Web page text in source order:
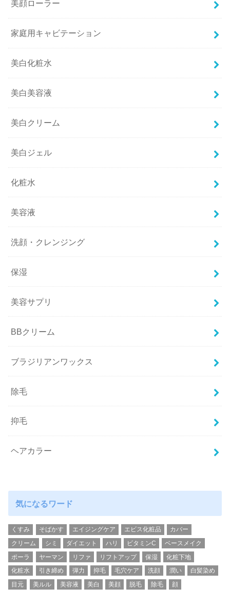
美顔ローラー
家庭用キャビテーション
美白化粧水
美白美容液
美白クリーム
美白ジェル
化粧水
美容液
洗顔・クレンジング
保湿
美容サプリ
BBクリーム
ブラジリアンワックス
除毛
抑毛
ヘアカラー
気になるワード
くすみ そばかす エイジングケア エビス化粧品
カバー
クリーム
シミ ダイエット ハリ ビタミンC
ベースメイク
ポーラ
ヤーマン リファ リフトアップ 保湿
化粧下地
化粧水
引き締め 弾力 抑毛 毛穴ケア 洗顔 潤い
白髪染め
目元
美ルル 美容液 美白 美顔 脱毛 除毛 顔